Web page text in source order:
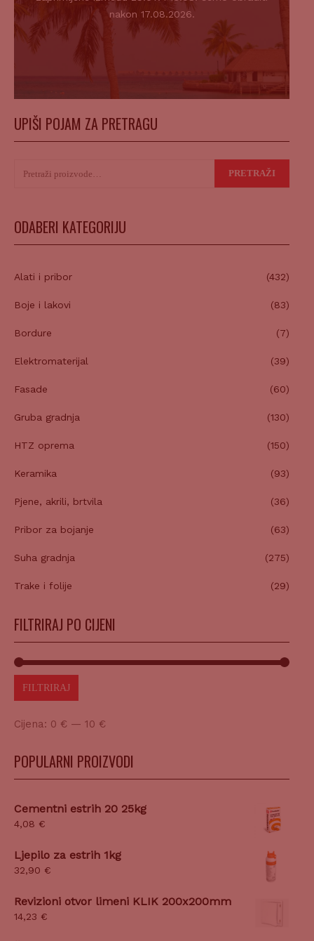
nakon 17.08.2026.
UPIŠI POJAM ZA PRETRAGU
PRETRAŽI
ODABERI KATEGORIJU
Alati i pribor (432)
Boje i lakovi (83)
Bordure (7)
Elektromaterijal (39)
Fasade (60)
Gruba gradnja (130)
HTZ oprema (150)
Keramika (93)
Pjene, akrili, brtvila (36)
Pribor za bojanje (63)
Suha gradnja (275)
Trake i folije (29)
FILTRIRAJ PO CIJENI
FILTRIRAJ
Cijena: 0 € — 10 €
POPULARNI PROIZVODI
Cementni estrih 20 25kg
4,08 €
Ljepilo za estrih 1kg
32,90 €
Revizioni otvor limeni KLIK 200x200mm
14,23 €